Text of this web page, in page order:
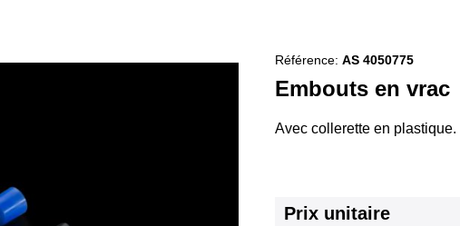
Embouts en vrac
Référence: AS 4050775
Avec collerette en plastique.
Prix unitaire